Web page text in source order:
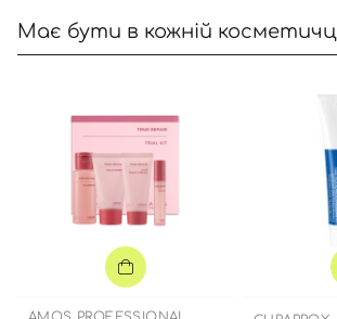
Має бути в кожній